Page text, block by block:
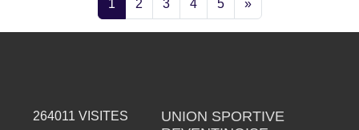
1 2 3 4 5 »
264011 VISITES
UNION SPORTIVE